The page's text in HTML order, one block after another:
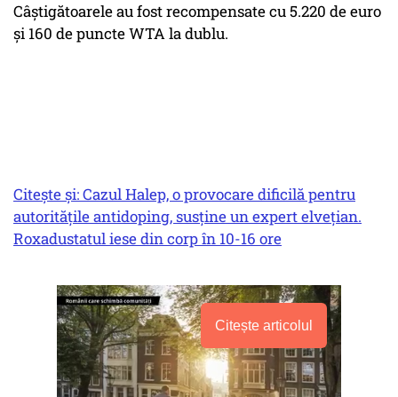
Câștigătoarele au fost recompensate cu 5.220 de euro
și 160 de puncte WTA la dublu.
Citește și: Cazul Halep, o provocare dificilă pentru
autorităţile antidoping, susţine un expert elveţian.
Roxadustatul iese din corp în 10-16 ore
Citește articolul